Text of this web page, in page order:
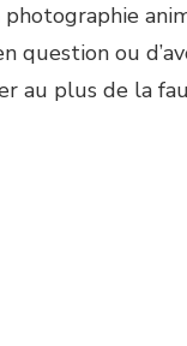
question ou
au plus de la